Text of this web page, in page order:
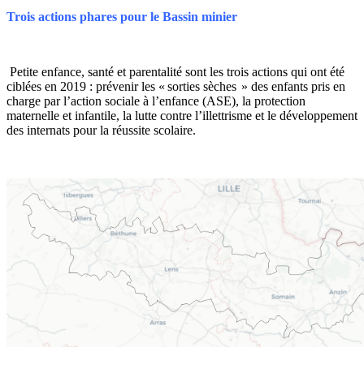
Trois actions phares pour le Bassin minier
Petite enfance, santé et parentalité sont les trois actions qui ont été
ciblées en 2019 : prévenir les « sorties sèches » des enfants pris en
charge par l’action sociale à l’enfance (ASE), la protection
maternelle et infantile, la lutte contre l’illettrisme et le développement
des internats pour la réussite scolaire.